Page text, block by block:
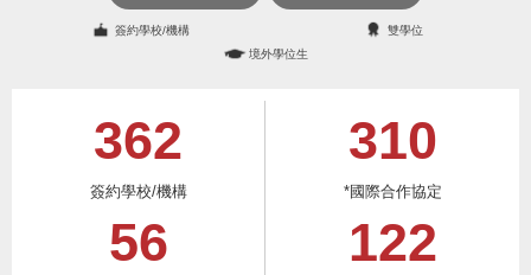
簽約學校/機構
雙學位
境外學位生
2
6
3
簽約學校/機構
0
1
3
*國際合作協定
6
5 2
2
1